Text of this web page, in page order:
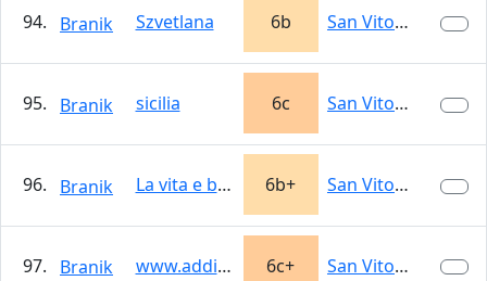
94. Branik Szvetlana 6b San Vito Lo Capo
95. Branik sicilia 6c San Vito Lo Capo
96. Branik La vita e bella 6b+ San Vito Lo Capo
97. Branik www.addiopizzo 6c+ San Vito Lo Capo